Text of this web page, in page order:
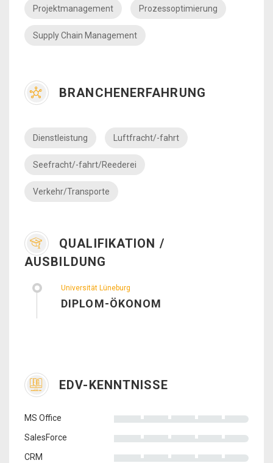
Projektmanagement Prozessoptimierung
Supply Chain Management
BRANCHENERFAHRUNG
Dienstleistung Luftfracht/-fahrt
Seefracht/-fahrt/Reederei
Verkehr/Transporte
QUALIFIKATION /
AUSBILDUNG
Universität Lüneburg
DIPLOM-ÖKONOM
EDV-KENNTNISSE
MS Office
SalesForce
CRM